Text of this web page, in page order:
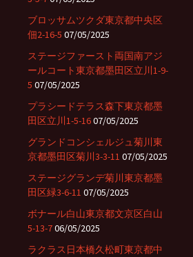
ブロッサムツクダ東京都中央区
佃2-16-5 07/05/2025
ステージファースト両国南アジ
ールコート東京都墨田区立川1-9-
5 07/05/2025
プラシードテラス森下東京都墨
田区立川1-5-1607/05/2025
グランドコンシェルジュ菊川東
京都墨田区菊川3-3-11 07/05/2025
ステージグランデ菊川東京都墨
田区緑3-6-11 07/05/2025
ボナール白山東京都文京区白山
5-13-706/05/2025
ラクラス日本橋久松町東京都中